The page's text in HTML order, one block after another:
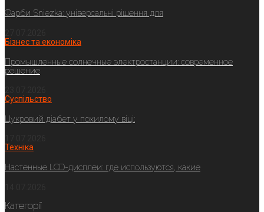
Фарби Sniezka: універсальні рішення для
Бізнес та економіка
Промышленные солнечные электростанции: современное
решение
Суспільство
Цукровий діабет у похилому віці:
Техніка
Настенные LCD-дисплеи: где используются, какие
Категорії